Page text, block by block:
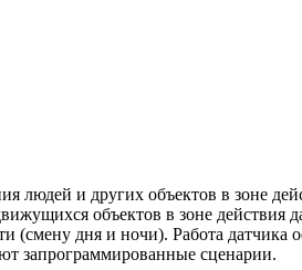
и других объектов в зоне
объектов в зоне действия
(смену дня и ночи). Работа
запрограммированные сценарии.